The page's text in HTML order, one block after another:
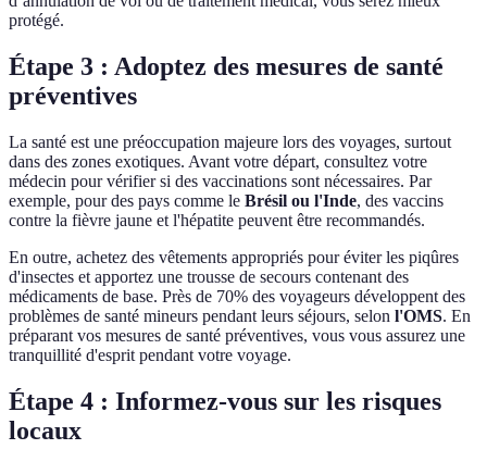
protégé.
Étape 3 : Adoptez des mesures de santé
préventives
La santé est une préoccupation majeure lors des voyages, surtout
dans des zones exotiques. Avant votre départ, consultez votre
médecin pour vérifier si des vaccinations sont nécessaires. Par
exemple, pour des pays comme le Brésil ou l'Inde, des vaccins
contre la fièvre jaune et l'hépatite peuvent être recommandés.
En outre, achetez des vêtements appropriés pour éviter les piqûres
d'insectes et apportez une trousse de secours contenant des
médicaments de base. Près de 70% des voyageurs développent des
problèmes de santé mineurs pendant leurs séjours, selon l'OMS. En
préparant vos mesures de santé préventives, vous vous assurez une
tranquillité d'esprit pendant votre voyage.
Étape 4 : Informez-vous sur les risques
locaux